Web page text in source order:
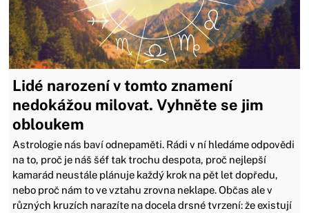
Lidé narození v tomto znamení
nedokážou milovat. Vyhněte se jim
obloukem
Astrologie nás baví odnepaměti. Rádi v ní hledáme odpovědi
na to, proč je náš šéf tak trochu despota, proč nejlepší
kamarád neustále plánuje každý krok na pět let dopředu,
nebo proč nám to ve vztahu zrovna neklape. Občas ale v
různých kruzích narazíte na docela drsné tvrzení: že existují